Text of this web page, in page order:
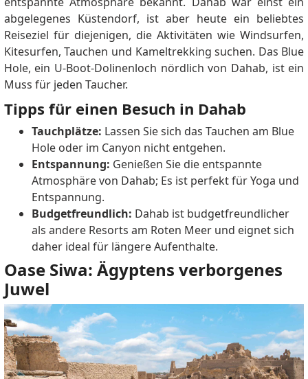
abgelegenes Küstendorf, ist aber heute ein beliebtes
Reiseziel für diejenigen, die Aktivitäten wie Windsurfen,
Kitesurfen, Tauchen und Kameltrekking suchen. Das Blue
Hole, ein U-Boot-Dolinenloch nördlich von Dahab, ist ein
Muss für jeden Taucher.
Tipps für einen Besuch in Dahab
Tauchplätze: Lassen Sie sich das Tauchen am Blue
Hole oder im Canyon nicht entgehen.
Entspannung: Genießen Sie die entspannte
Atmosphäre von Dahab; Es ist perfekt für Yoga und
Entspannung.
Budgetfreundlich: Dahab ist budgetfreundlicher
als andere Resorts am Roten Meer und eignet sich
daher ideal für längere Aufenthalte.
Oase Siwa: Ägyptens verborgenes
Juwel